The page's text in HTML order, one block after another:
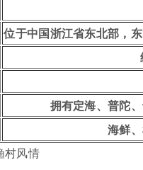
位于中国浙江省东北部，
拥有定海、普陀
海鲜
村风情